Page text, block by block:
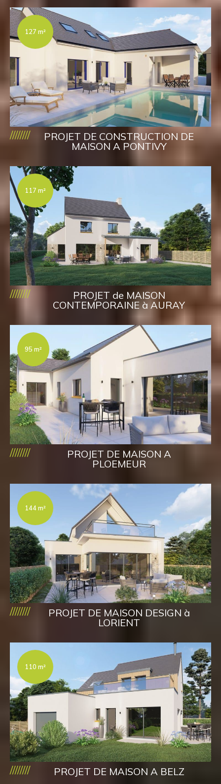
127 m²
////////
PROJET DE CONSTRUCTION DE
MAISON A PONTIVY
117 m²
////////
PROJET de MAISON
CONTEMPORAINE à AURAY
95 m²
////////
PROJET DE MAISON A
PLOEMEUR
144 m²
////////
PROJET DE MAISON DESIGN à
LORIENT
110 m²
//////// PROJET DE MAISON A BELZ